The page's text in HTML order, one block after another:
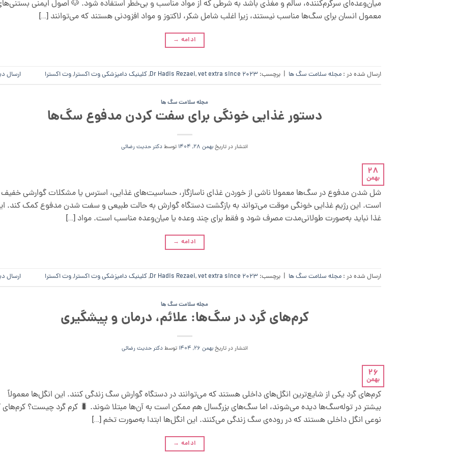
میان‌وعده‌ای سرگرم‌کننده، سالم و مغذی باشد به شرطی که از مواد مناسب و بی‌خطر استفاده شود. 🐶 اصول ایمنی
معمول انسان برای سگ‌ها مناسب نیستند، زیرا اغلب شامل شکر، لاکتوز و مواد افزودنی هستند که می‌توانند […]
ادامه →
ارسال شده در : مجله سلامت سگ ها | برچسب: Dr Hadis Rezaei,vet extra since 2023
,کلینیک دامپزشکی وت اکسترا,وت اکسترا ارسال
مجله سلامت سگ ها
دستور غذایی خونگی برای سفت کردن مدفوع سگ‌ها
انتشار در تاریخبهمن 28, 1404 توسطدکتر حدیث رضائی
28
بهمن
شل شدن مدفوع در سگ‌ها معمولا ناشی از خوردن غذای ناسازگار، حساسیت‌های غذایی، استرس یا مشکلات گوارشی خفیف
است. این رژیم غذایی خونگی موقت می‌تواند به بازگشت دستگاه گوارش به حالت طبیعی و سفت شدن مدفوع کمک کند.
غذا نباید به‌صورت طولانی‌مدت مصرف شود و فقط برای چند وعده یا میان‌وعده مناسب است. مواد […]
ادامه →
ارسال شده در : مجله سلامت سگ ها | برچسب: Dr Hadis Rezaei,vet extra since 2023
,کلینیک دامپزشکی وت اکسترا,وت اکسترا ارسال
مجله سلامت سگ ها
کرم‌های گرد در سگ‌ها: علائم، درمان و پیشگیری
انتشار در تاریخبهمن 26, 1404 توسطدکتر حدیث رضائی
26
بهمن
کرم‌های گرد یکی از شایع‌ترین انگل‌های داخلی هستند که می‌توانند در دستگاه گوارش سگ زندگی کنند. این انگل‌ها معمولاً
بیشتر در توله‌سگ‌ها دیده می‌شوند، اما سگ‌های بزرگسال هم ممکن است به آن‌ها مبتلا شوند. 🐛 کرم گرد چیست؟ کرم‌های
نوعی انگل داخلی هستند که در روده‌ی سگ زندگی می‌کنند. این انگل‌ها ابتدا به‌صورت تخم […]
ادامه →